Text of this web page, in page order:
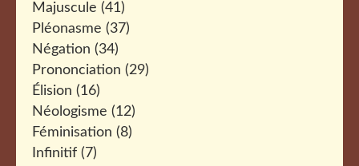
Majuscule (41)
Pléonasme (37)
Négation (34)
Prononciation (29)
Élision (16)
Néologisme (12)
Féminisation (8)
Infinitif (7)